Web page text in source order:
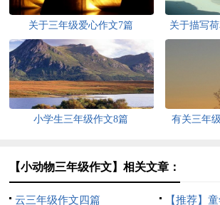
关于三年级爱心作文7篇 关于描写
小学生三年级作文8篇 有关三年
【小动物三年级作文】相关文章：
云三年级作文四篇 【推荐】